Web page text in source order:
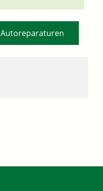
Autoreparaturen